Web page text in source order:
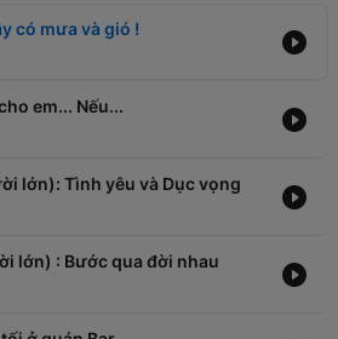
có mưa và gió !
em... Nếu...
lớn): Tình yêu và Dục vọng
lớn) : Bước qua đời nhau